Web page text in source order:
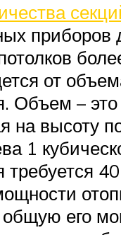
приборов
от
Объем –
на высоту
1
его